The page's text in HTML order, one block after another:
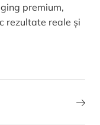
premium,
rezultate reale și